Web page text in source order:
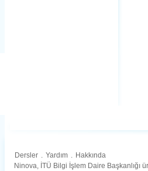
Dersler . Yardım . Hakkında
Ninova, İTÜ Bilgi İşlem Daire Başkanlığı